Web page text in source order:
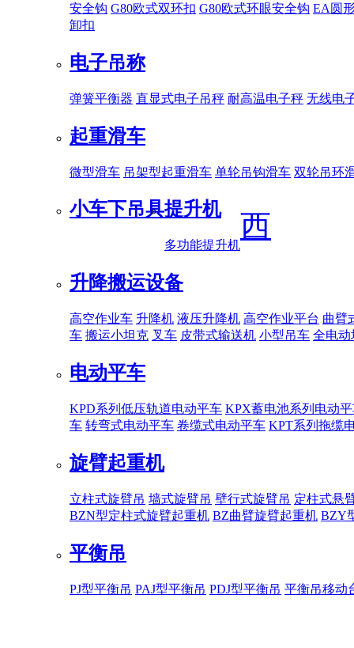
安全钩 G80欧式双环扣 G80欧式环眼安全钩 EA圆
卸扣
电子吊称
弹簧平衡器 直显式电子吊秤 耐高温电子秤 无线电
起重滑车
微型滑车 吊架型起重滑车 单轮吊钩滑车 双轮吊环
小车下吊具提升机
多功能提升机
升降搬运设备
高空作业车 升降机 液压升降机 高空作业平台 曲臂
车 搬运小坦克 叉车 皮带式输送机 小型吊车 全电动
电动平车
KPD系列低压轨道电动平车 KPX蓄电池系列电动
车 转弯式电动平车 卷缆式电动平车 KPT系列拖缆
旋臂起重机
立柱式旋臂吊 墙式旋臂吊 壁行式旋臂吊 定柱式悬
BZN型定柱式旋臂起重机 BZ曲臂旋臂起重机 BZY
平衡吊
PJ型平衡吊 PAJ型平衡吊 PDJ型平衡吊 平衡吊移动
西